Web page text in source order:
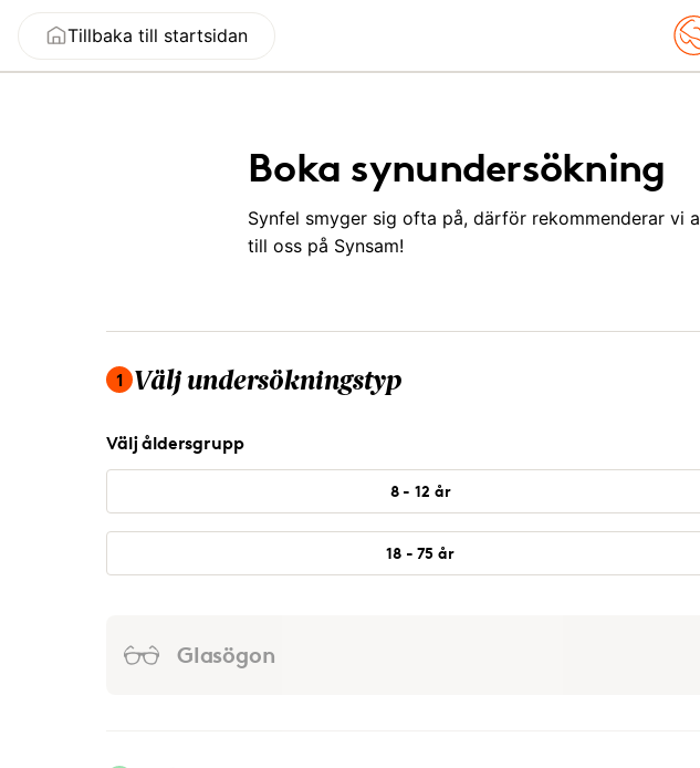
Tillbaka till startsidan
Boka synundersökning
Synfel smyger sig ofta på, därför rekommenderar vi
till oss på Synsam!
1 Välj undersökningstyp
Välj åldersgrupp
8 - 12 år
18 - 75 år
Glasögon